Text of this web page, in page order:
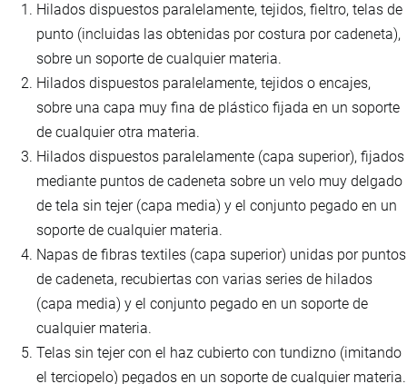
Hilados dispuestos paralelamente, tejidos, fieltro, telas de
punto (incluidas las obtenidas por costura por cadeneta),
sobre un soporte de cualquier materia.
Hilados dispuestos paralelamente, tejidos o encajes,
sobre una capa muy fina de plástico fijada en un soporte
de cualquier otra materia.
Hilados dispuestos paralelamente (capa superior), fijados
mediante puntos de cadeneta sobre un velo muy delgado
de tela sin tejer (capa media) y el conjunto pegado en un
soporte de cualquier materia.
Napas de fibras textiles (capa superior) unidas por puntos
de cadeneta, recubiertas con varias series de hilados
(capa media) y el conjunto pegado en un soporte de
cualquier materia.
Telas sin tejer con el haz cubierto con tundizno (imitando
el terciopelo) pegados en un soporte de cualquier materia.